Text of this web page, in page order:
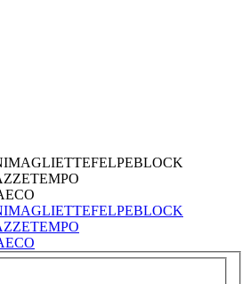
MAGLIETTEFELPEBLOCK
TEMPO
ECO
MAGLIETTEFELPEBLOCK
TEMPO
ECO